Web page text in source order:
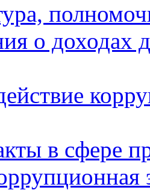
о доходах
в сфере